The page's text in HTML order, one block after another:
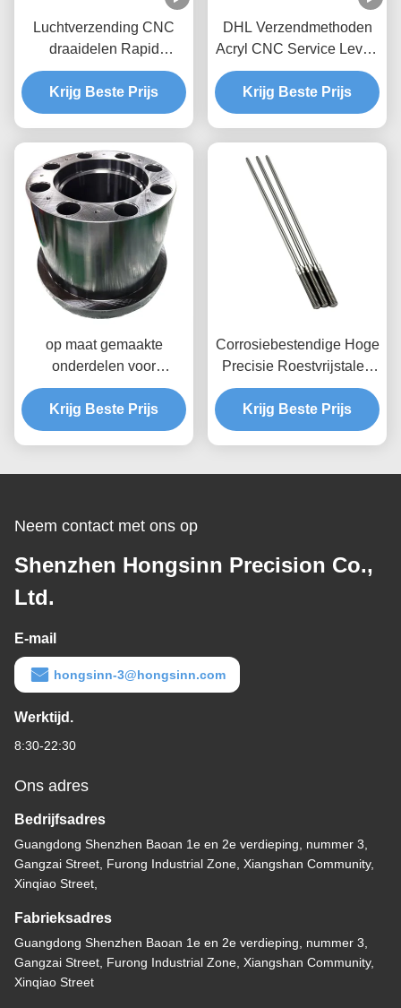
Luchtverzending CNC
draaidelen Rapid
Prototyping CNC-
onderdelen Bewerking
Services Op maat
metalen onderdelen voor
machines
Krijg Beste Prijs
DHL Verzendmethoden
Acryl CNC Service Levert
Nauwkeurig Snijden en
Graveren Voorbeeld Moet
Voorbeeldkosten Betalen
Krijg Beste Prijs
op maat gemaakte
onderdelen voor
precisieflens
Krijg Beste Prijs
Corrosiebestendige Hoge
Precisie Roestvrijstalen
As Aanpasbare CNC
Gefreesde Asdelen
Krijg Beste Prijs
Neem contact met ons op
Shenzhen Hongsinn Precision Co.,
Ltd.
E-mail
hongsinn-3@hongsinn.com
Werktijd.
8:30-22:30
Ons adres
Bedrijfsadres
Guangdong Shenzhen Baoan 1e en 2e verdieping, nummer 3,
Gangzai Street, Furong Industrial Zone, Xiangshan Community,
Xinqiao Street,
Fabrieksadres
Guangdong Shenzhen Baoan 1e en 2e verdieping, nummer 3,
Gangzai Street, Furong Industrial Zone, Xiangshan Community,
Xinqiao Street